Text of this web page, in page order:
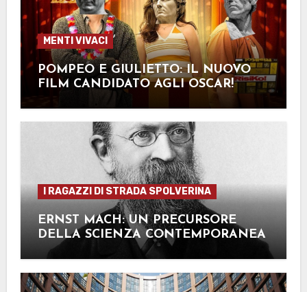
MENTI VIVACI
POMPEO E GIULIETTO: IL NUOVO
FILM CANDIDATO AGLI OSCAR!
I RAGAZZI DI STRADA SPOLVERINA
ERNST MACH: UN PRECURSORE
DELLA SCIENZA CONTEMPORANEA